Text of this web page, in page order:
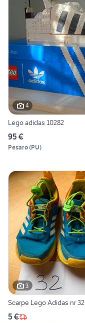
4
Lego adidas 10282
95 €
Pesaro(PU)
3
Scarpe Lego Adidas nr 32
5 €